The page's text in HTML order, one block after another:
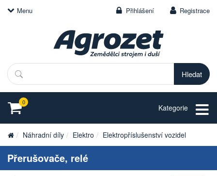
Menu Přihlášení Registrace
Hledat
0
Kategorie
Náhradní díly Elektro Elektropříslušenství vozidel
Přerušovače, relé